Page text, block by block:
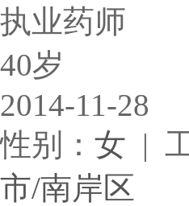
执业药师
40岁
2014-11-28
性别： 女 |
市/南岸区